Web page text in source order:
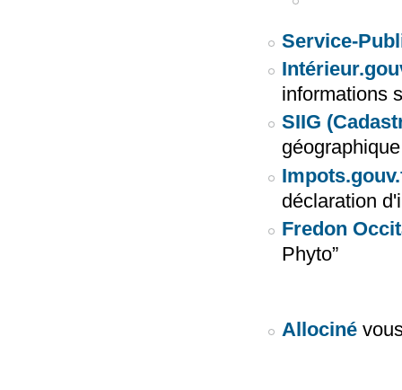
Service-
informations
SIIG
déclaration
Fredon
Phyto”
Allociné